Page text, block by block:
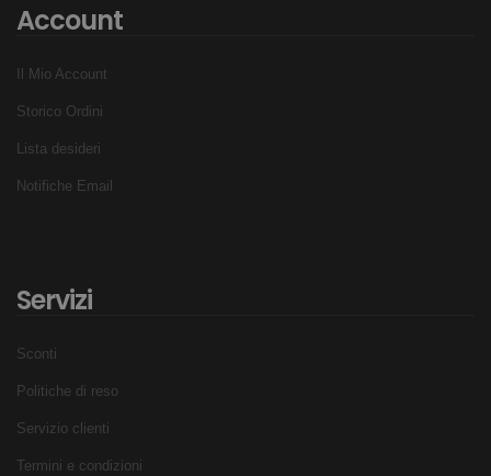
Account
Il Mio Account
Storico Ordini
Lista desideri
Notifiche Email
Servizi
Sconti
Politiche di reso
Servizio clienti
Termini e condizioni